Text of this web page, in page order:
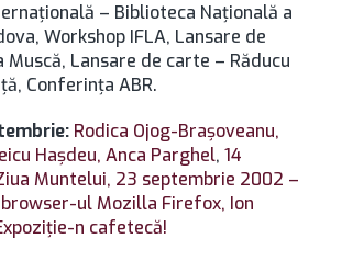
– Biblioteca Naţională a
Workshop IFLA, Lansare de
Muscă, Lansare de carte – Răducu
Conferinţa ABR.
Rodica Ojog-Braşoveanu,
Haşdeu, Anca Parghel, 14
Muntelui, 23 septembrie 2002 –
ul Mozilla Firefox, Ion
n cafetecă!